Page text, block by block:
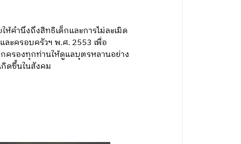
ห้คำนึงถึงสิทธิเด็กและการไม่ละเมิด
ละครอบครัวฯ พ.ศ. 2553 เพื่อ
ครองทุกท่านให้ดูแลบุตรหลานอย่าง
ดขึ้นในสังคม